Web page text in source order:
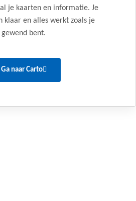
je kaarten en informatie. Je
klaar en alles werkt zoals je
gewend bent.
Ga naar Carto